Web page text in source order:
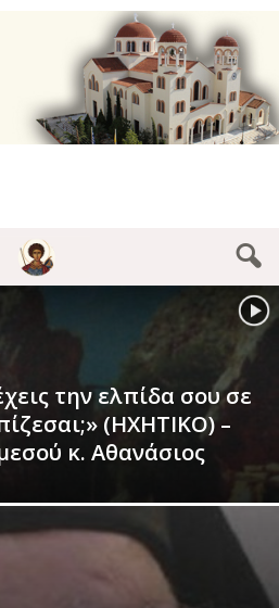
την ελπίδα σου σε
(ΗΧΗΤΙΚΟ) –
κ. Αθανάσιος